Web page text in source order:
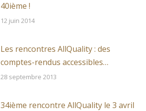
40ième !
12 juin 2014
Les rencontres AllQuality : des
comptes-rendus accessibles…
28 septembre 2013
34ième rencontre AllQuality le 3 avril